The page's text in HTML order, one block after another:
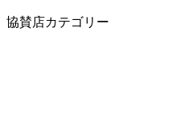
協賛店カテゴリー